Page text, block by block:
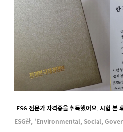
ESG 전문가 자격증을 취득했어요. 시험 본
ESG란, 'Environmental, Social,